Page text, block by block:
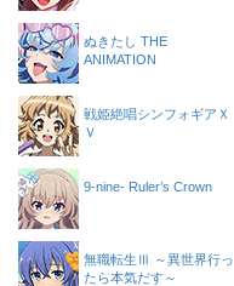
ぬきたし THE
ANIMATION
戦姫絶唱シンフォギアＸ
Ｖ
9-nine- Ruler’s Crown
無職転生Ⅲ ～異世界行っ
たら本気だす～